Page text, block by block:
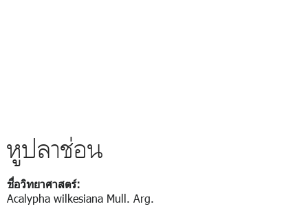
หูปลาช่อน
ชื่อวิทยาศาสตร์:
Acalypha wilkesiana Mull. Arg.